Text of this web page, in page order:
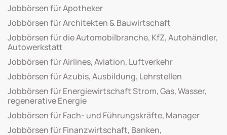
Jobbörsen für Apotheker
Jobbörsen für Architekten & Bauwirtschaft
Jobbörsen für die Automobilbranche, KfZ, Autohändler,
Autowerkstatt
Jobbörsen für Airlines, Aviation, Luftverkehr
Jobbörsen für Azubis, Ausbildung, Lehrstellen
Jobbörsen für Energiewirtschaft Strom, Gas, Wasser,
regenerative Energie
Jobbörsen für Fach- und Führungskräfte, Manager
Jobbörsen für Finanzwirtschaft, Banken,